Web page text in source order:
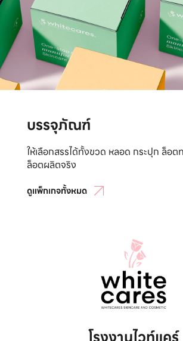
บรรจุภัณฑ์
ให้เลือกสรรได้ทั้งขวด หลอด กระปุก ล็อ
ล็อตผลิตจริง
ดูแพ็กเกจทั้งหมด